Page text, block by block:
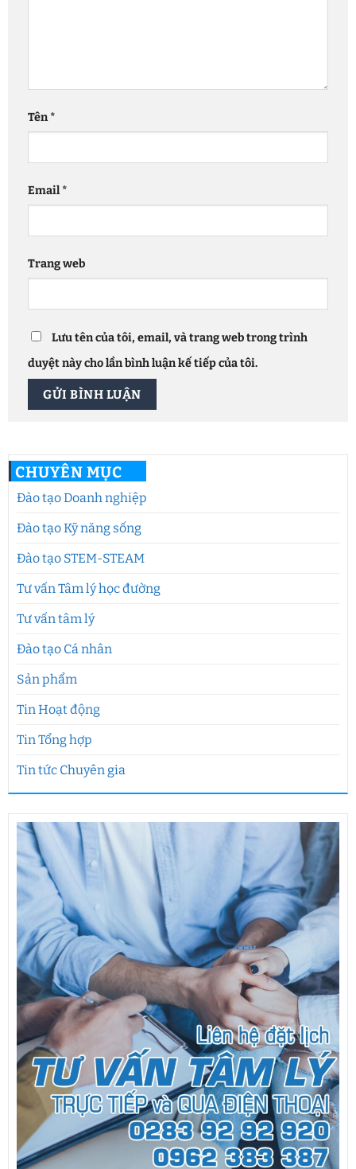
CHUYÊN MỤC
Đào tạo Doanh nghiệp
Đào tạo Kỹ năng sống
Đào tạo STEM-STEAM
Tư vấn Tâm lý học đường
Tư vấn tâm lý
Đào tạo Cá nhân
Sản phẩm
Tin Hoạt động
Tin Tổng hợp
Tin tức Chuyên gia
Tên*
Email*
Trang web
Lưu tên của tôi, email, và trang web trong trình
duyệt này cho lần bình luận kế tiếp của tôi.